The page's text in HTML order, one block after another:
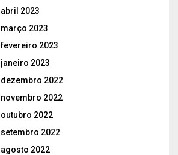
abril 2023
março 2023
fevereiro 2023
janeiro 2023
dezembro 2022
novembro 2022
outubro 2022
setembro 2022
agosto 2022